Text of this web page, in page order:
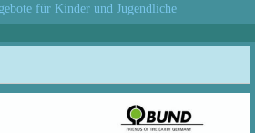
für Kinder und Jugendliche